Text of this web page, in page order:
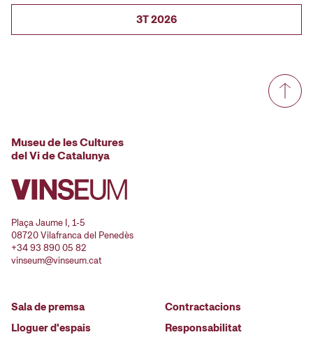
3T 2026
Museu de les Cultures
del Vi de Catalunya
Plaça Jaume I, 1-5
08720 Vilafranca del Penedès
+34 93 890 05 82
vinseum@vinseum.cat
Sala de premsa
Lloguer d'espais
Contractacions
Responsabilitat